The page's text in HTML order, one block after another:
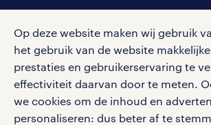
Op deze website maken wij gebruik
het gebruik van de website
prestaties en gebruikerservaring te
effectiviteit daarvan door te meten.
we cookies om de inhoud en
personaliseren: dus beter af te
Volg ons voor de leukste content
vacatures, solliciteren en inspiratie.